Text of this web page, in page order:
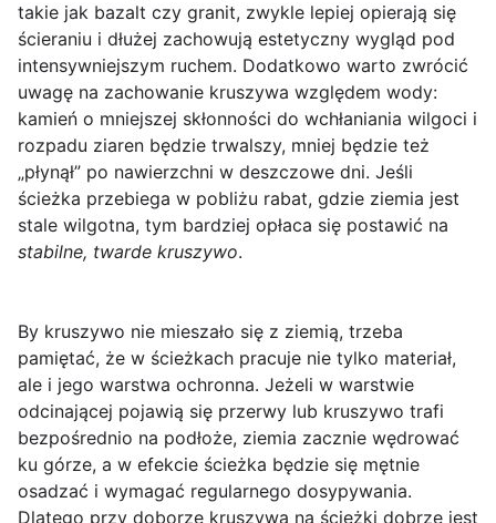
takie jak bazalt czy granit, zwykle lepiej opierają się
ścieraniu i dłużej zachowują estetyczny wygląd pod
intensywniejszym ruchem. Dodatkowo warto zwrócić
uwagę na zachowanie kruszywa względem wody:
kamień o mniejszej skłonności do wchłaniania wilgoci i
rozpadu ziaren będzie trwalszy, mniej będzie też
„płynął” po nawierzchni w deszczowe dni. Jeśli
ścieżka przebiega w pobliżu rabat, gdzie ziemia jest
stale wilgotna, tym bardziej opłaca się postawić na
stabilne, twarde kruszywo.
By kruszywo nie mieszało się z ziemią, trzeba
pamiętać, że w ścieżkach pracuje nie tylko materiał,
ale i jego warstwa ochronna. Jeżeli w warstwie
odcinającej pojawią się przerwy lub kruszywo trafi
bezpośrednio na podłoże, ziemia zacznie wędrować
ku górze, a w efekcie ścieżka będzie się mętnie
osadzać i wymagać regularnego dosypywania.
Dlatego przy doborze kruszywa na ścieżki dobrze jest